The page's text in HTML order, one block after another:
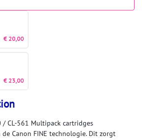
€ 20,00
€ 23,00
/ CL-561 Multipack cartridges
Canon FINE technologie. Dit zorgt